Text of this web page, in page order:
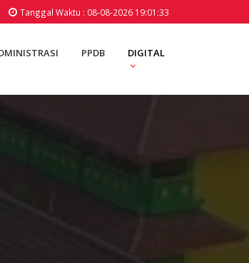
Tanggal Waktu : 08-08-2026 19:01:33
PPDB DIGITAL